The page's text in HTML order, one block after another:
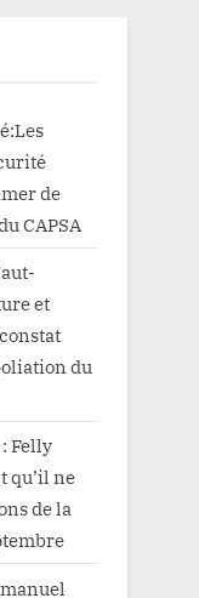
de
CAPSA
et
du
Felly
qu’il ne
de la